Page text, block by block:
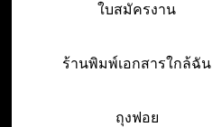
ใบสมัครงาน
ร้านพิมพ์เอกสารใกล้ฉัน
ถุงฟอย